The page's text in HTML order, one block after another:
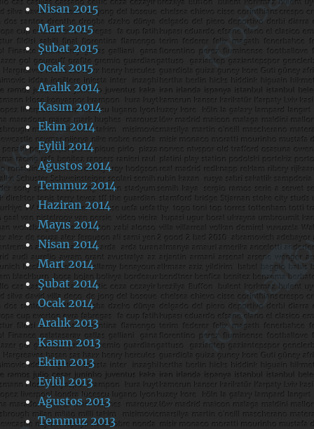
Nisan 2015
Mart 2015
Şubat 2015
Ocak 2015
Aralık 2014
Kasım 2014
Ekim 2014
Eylül 2014
Ağustos 2014
Temmuz 2014
Haziran 2014
Mayıs 2014
Nisan 2014
Mart 2014
Şubat 2014
Ocak 2014
Aralık 2013
Kasım 2013
Ekim 2013
Eylül 2013
Ağustos 2013
Temmuz 2013